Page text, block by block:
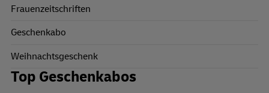
Frauenzeitschriften
Geschenkabo
Weihnachtsgeschenk
Top Geschenkabos